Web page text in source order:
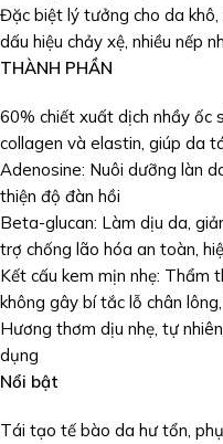
Đặc biệt lý tưởng cho da
dấu hiệu chảy xệ, nhiều nếp
THÀNH PHẦN
60% chiết xuất dịch nhầy ốc
collagen và elastin, giúp da
Adenosine: Nuôi dưỡng làn
thiện độ đàn hồi
Beta-glucan: Làm dịu da,
trợ chống lão hóa an toàn,
Kết cấu kem mịn nhẹ: Thẩm
không gây bí tắc lỗ chân
Hương thơm dịu nhẹ, tự
dụng
Nổi bật
Tái tạo tế bào da hư tổn,